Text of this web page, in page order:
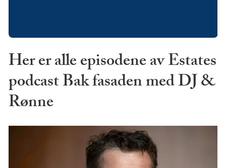
Her er alle episodene av Estates
podcast Bak fasaden med DJ &
Rønne